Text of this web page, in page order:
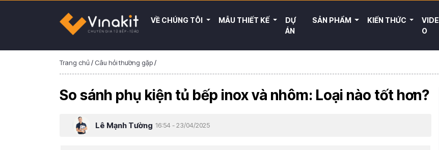
VỀ CHÚNG TÔI MẪU THIẾT KẾ
DỰ
ÁN
SẢN PHẨM KIẾN THỨC
VIDE
O
Trang chủ/ Câu hỏi thường gặp/
So sánh phụ kiện tủ bếp inox và nhôm: Loại nào tốt hơn?
Lê Mạnh Tường 16:54 - 23/04/2025